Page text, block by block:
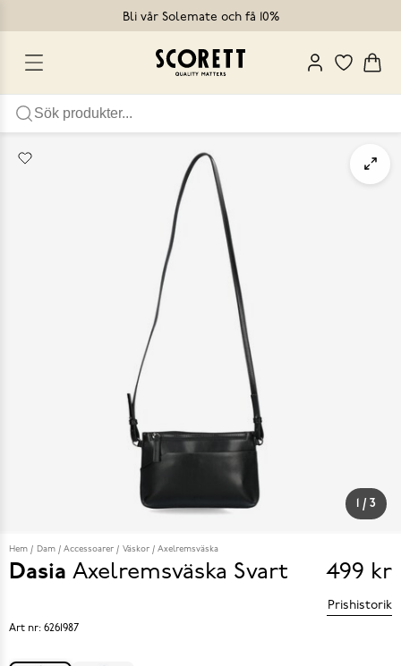
Bli vår Solemate och få 10%
/ 3
Hem Dam Accessoarer Väskor Axelremsväska
Dasia Axelremsväska Svart Pris
499 kr
499 kr
Prishistorik
Art nr: 6261987